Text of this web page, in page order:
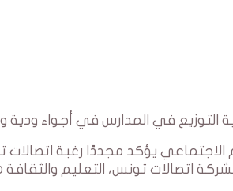
التوزيع في المدارس في أجواء ودية
الاجتماعي يؤكد مجددًا رغبة
اتصالات تونس، التعليم